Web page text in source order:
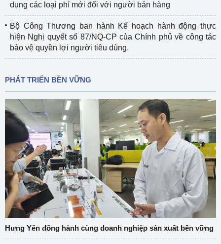
dụng các loại phí mới đối với người bán hàng
Bộ Công Thương ban hành Kế hoạch hành động thực
hiện Nghị quyết số 87/NQ-CP của Chính phủ về công tác
bảo vệ quyền lợi người tiêu dùng.
PHÁT TRIỂN BỀN VỮNG
Hưng Yên đồng hành cùng doanh nghiệp sản xuất bền vững